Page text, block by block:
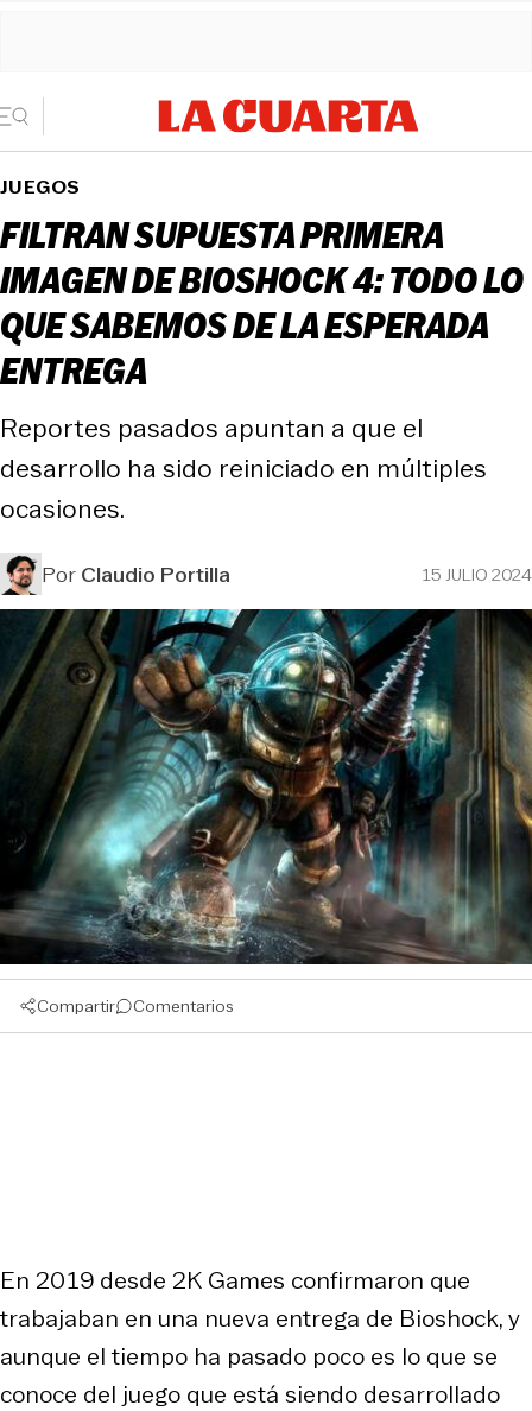
JUEGOS
FILTRAN SUPUESTA PRIMERA
IMAGEN DE BIOSHOCK 4: TODO LO
QUE SABEMOS DE LA ESPERADA
ENTREGA
Reportes pasados apuntan a que el
desarrollo ha sido reiniciado en múltiples
ocasiones.
PorClaudio Portilla 15 JULIO 2024
Compartir Comentarios
En 2019 desde 2K Games confirmaron que
trabajaban en una nueva entrega de Bioshock, y
aunque el tiempo ha pasado poco es lo que se
conoce del juego que está siendo desarrollado